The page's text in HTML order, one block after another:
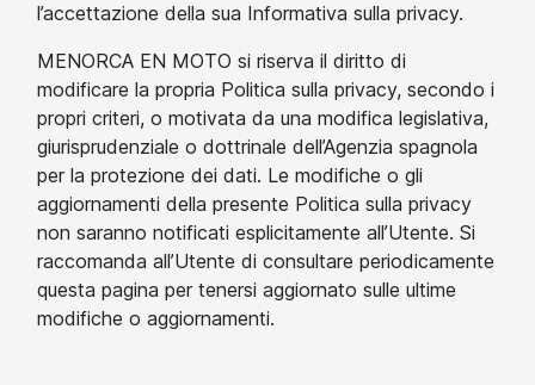
l’accettazione della sua Informativa sulla privacy.
MENORCA EN MOTO si riserva il diritto di
modificare la propria Politica sulla privacy, secondo i
propri criteri, o motivata da una modifica legislativa,
giurisprudenziale o dottrinale dell’Agenzia spagnola
per la protezione dei dati. Le modifiche o gli
aggiornamenti della presente Politica sulla privacy
non saranno notificati esplicitamente all’Utente. Si
raccomanda all’Utente di consultare periodicamente
questa pagina per tenersi aggiornato sulle ultime
modifiche o aggiornamenti.